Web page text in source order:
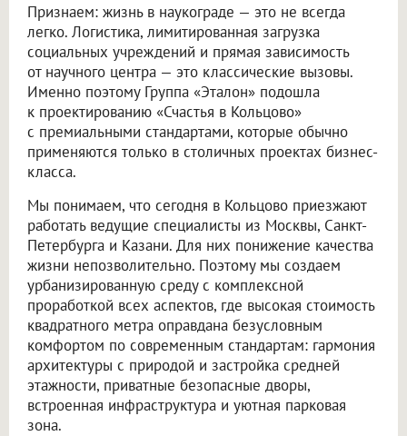
Признаем: жизнь в наукограде — это не всегда
легко. Логистика, лимитированная загрузка
социальных учреждений и прямая зависимость
от научного центра — это классические вызовы.
Именно поэтому Группа «Эталон» подошла
к проектированию «Счастья в Кольцово»
с премиальными стандартами, которые обычно
применяются только в столичных проектах бизнес-
класса.
Мы понимаем, что сегодня в Кольцово приезжают
работать ведущие специалисты из Москвы, Санкт-
Петербурга и Казани. Для них понижение качества
жизни непозволительно. Поэтому мы создаем
урбанизированную среду с комплексной
проработкой всех аспектов, где высокая стоимость
квадратного метра оправдана безусловным
комфортом по современным стандартам: гармония
архитектуры с природой и застройка средней
этажности, приватные безопасные дворы,
встроенная инфраструктура и уютная парковая
зона.